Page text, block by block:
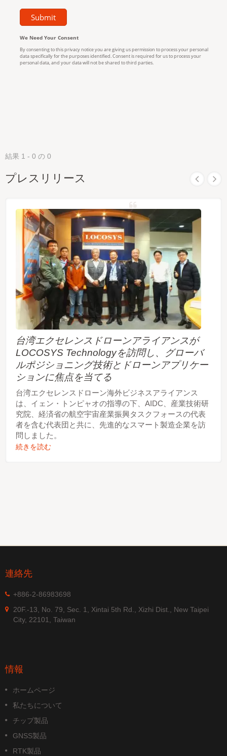
結果 1 - 0 の 0
プレスリリース
台湾エクセレンスドローンアライアンスが
LOCOSYS Technologyを訪問し、グローバ
ルポジショニング技術とドローンアプリケー
ションに焦点を当てる
台湾エクセレンスドローン海外ビジネスアライアンス
は、イェン・トンピャオの指導の下、AIDC、産業技術研
究院、経済省の航空宇宙産業振興タスクフォースの代表
者を含む代表団と共に、先進的なスマート製造企業を訪
問しました。
続きを読む
連絡先
+886-2-86983698
20F.-13, No. 79, Sec. 1, Xintai 5th Rd., Xizhi Dist., New Taipei
City, 22101, Taiwan
情報
ホームページ
私たちについて
チップ製品
GNSS製品
RTK製品